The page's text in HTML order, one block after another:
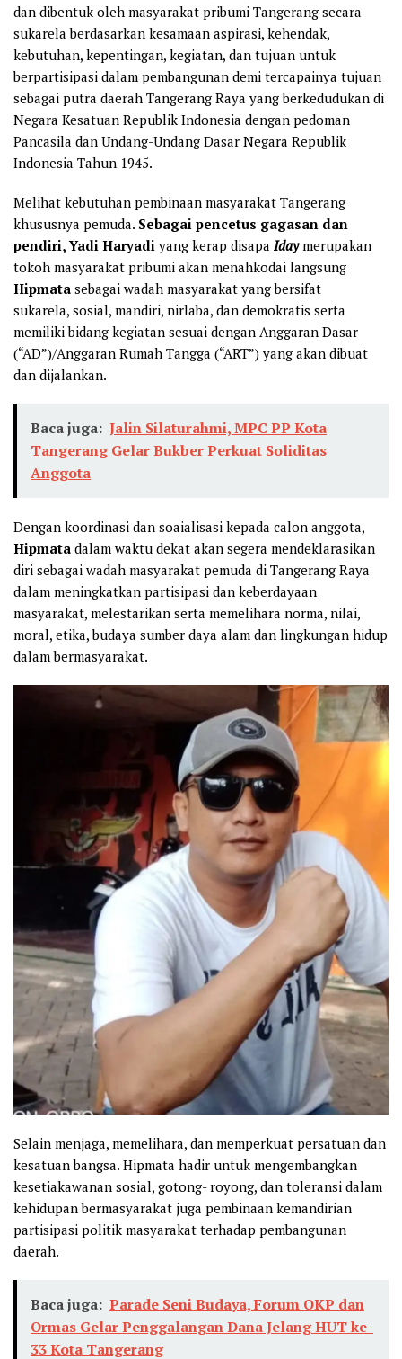
dan dibentuk oleh masyarakat pribumi Tangerang secara
sukarela berdasarkan kesamaan aspirasi, kehendak,
kebutuhan, kepentingan, kegiatan, dan tujuan untuk
berpartisipasi dalam pembangunan demi tercapainya tujuan
sebagai putra daerah Tangerang Raya yang berkedudukan di
Negara Kesatuan Republik Indonesia dengan pedoman
Pancasila dan Undang-Undang Dasar Negara Republik
Indonesia Tahun 1945.
Melihat kebutuhan pembinaan masyarakat Tangerang
khususnya pemuda. Sebagai pencetus gagasan dan
pendiri, Yadi Haryadi yang kerap disapa Idaymerupakan
tokoh masyarakat pribumi akan menahkodai langsung
Hipmata sebagai wadah masyarakat yang bersifat
sukarela, sosial, mandiri, nirlaba, dan demokratis serta
memiliki bidang kegiatan sesuai dengan Anggaran Dasar
(“AD”)/Anggaran Rumah Tangga (“ART”) yang akan dibuat
dan dijalankan.
Baca juga: Jalin Silaturahmi, MPC PP Kota
Tangerang Gelar Bukber Perkuat Soliditas
Anggota
Dengan koordinasi dan soaialisasi kepada calon anggota,
Hipmata dalam waktu dekat akan segera mendeklarasikan
diri sebagai wadah masyarakat pemuda di Tangerang Raya
dalam meningkatkan partisipasi dan keberdayaan
masyarakat, melestarikan serta memelihara norma, nilai,
moral, etika, budaya sumber daya alam dan lingkungan hidup
dalam bermasyarakat.
Selain menjaga, memelihara, dan memperkuat persatuan dan
kesatuan bangsa. Hipmata hadir untuk mengembangkan
kesetiakawanan sosial, gotong- royong, dan toleransi dalam
kehidupan bermasyarakat juga pembinaan kemandirian
partisipasi politik masyarakat terhadap pembangunan
daerah.
Baca juga: Parade Seni Budaya, Forum OKP dan
Ormas Gelar Penggalangan Dana Jelang HUT ke-
33 Kota Tangerang